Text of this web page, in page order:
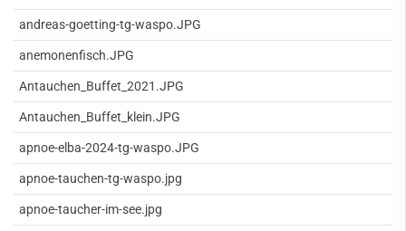
andreas-goetting-tg-waspo.JPG
anemonenfisch.JPG
Antauchen_Buffet_2021.JPG
Antauchen_Buffet_klein.JPG
apnoe-elba-2024-tg-waspo.JPG
apnoe-tauchen-tg-waspo.jpg
apnoe-taucher-im-see.jpg